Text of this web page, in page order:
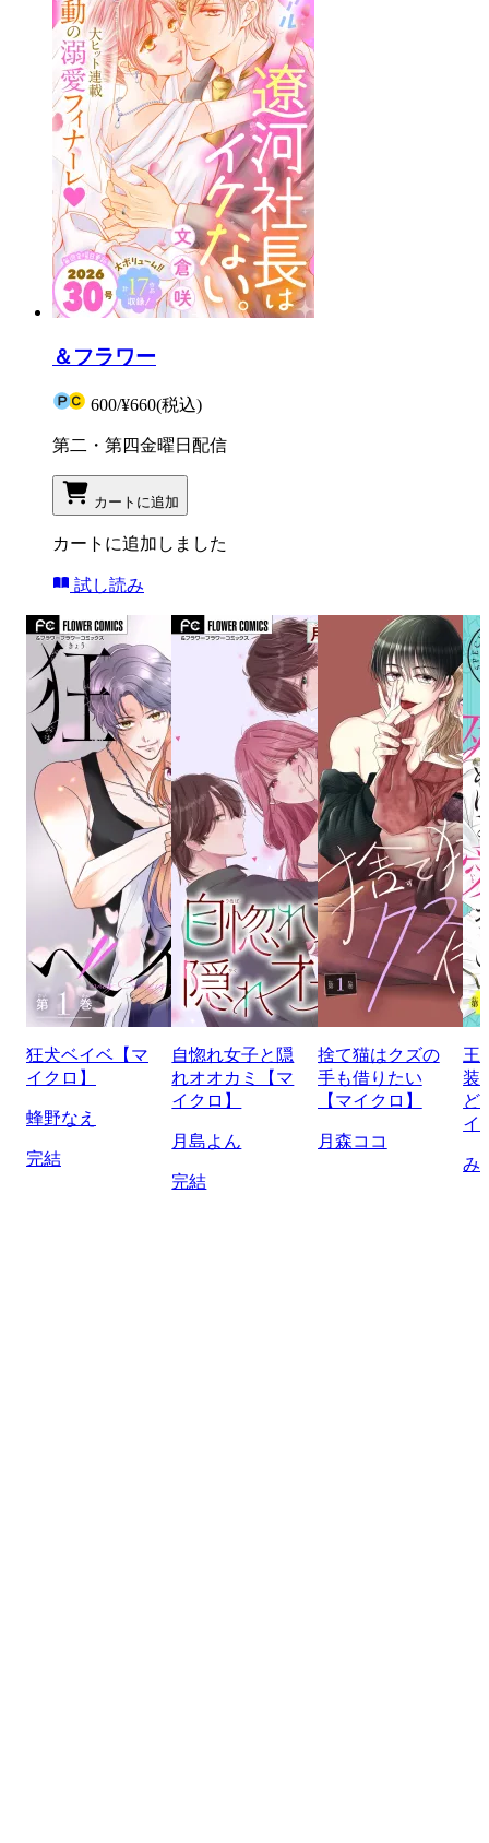
＆フラワー
600/¥660(税込)
第二・第四金曜日配信
カートに追加
カートに追加しました
試し読み
狂犬ベイベ【マ
イクロ】
蜂野なえ
完結
自惚れ女子と隠
れオオカミ【マ
イクロ】
月島よん
完結
捨て猫はクズの
手も借りたい
【マイクロ】
月森ココ
王
装
ど
イ
み